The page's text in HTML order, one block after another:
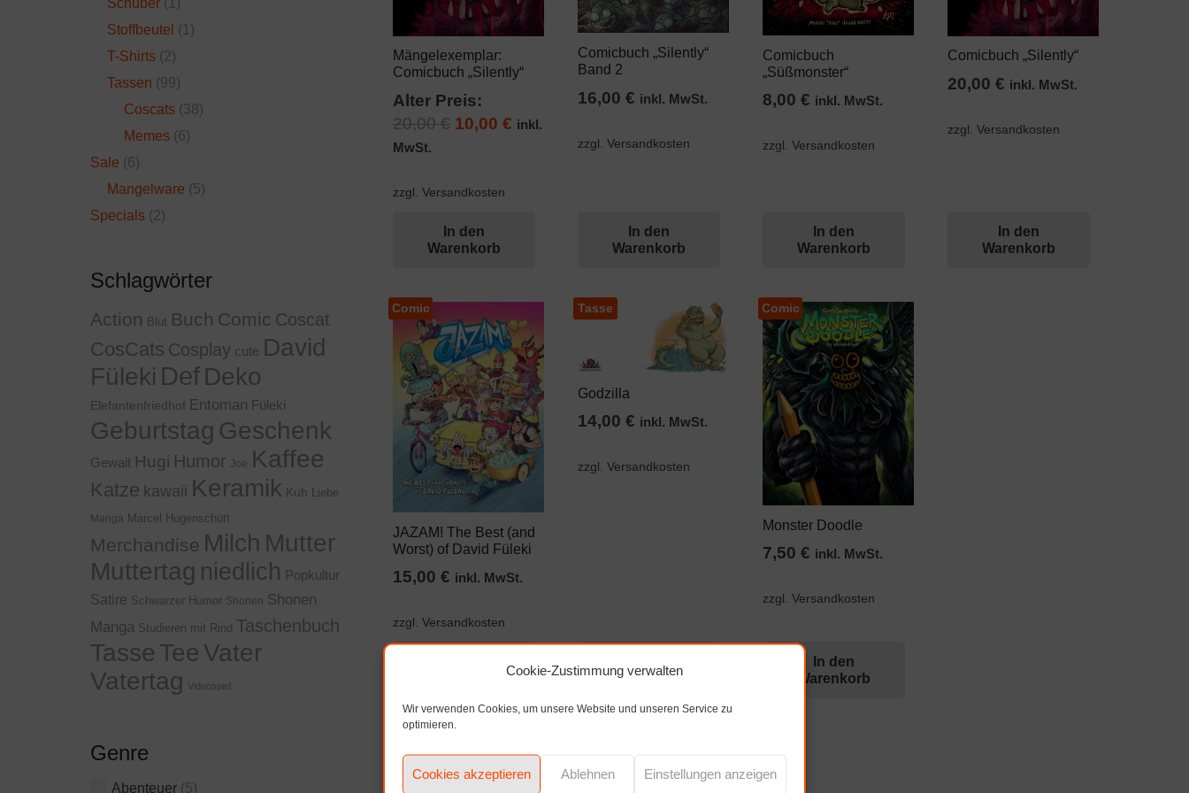
Cookie-Zustimmung verwalten
Wir verwenden Cookies, um unsere Website und unseren Service zu
optimieren.
Cookies akzeptieren Ablehnen Einstellungen anzeigen
Mängelexemplar:
Comicbuch „Silently“
Alter Preis:
20,00€ Ursprünglicher
20,00 €
10,00 € Aktueller
inkl.
MwSt.
zzgl. Versandkosten
In den
Warenkorb
Comicbuch „Silently“
Band 2
16,00€ inkl. MwSt.
zzgl. Versandkosten
In den
Warenkorb
Comicbuch
„Süßmonster“
8,00€ inkl. MwSt.
zzgl. Versandkosten
In den
Warenkorb
Comicbuch „Silently“
20,00€ inkl. MwSt.
zzgl. Versandkosten
In den
Warenkorb
Comic
JAZAM! The Best (and
Worst) of David Füleki
15,00 € inkl. MwSt.
zzgl. Versandkosten
Tasse
Godzilla
14,00€ inkl. MwSt.
zzgl. Versandkosten
Warenkorb
Comic
Monster Doodle
7,50€ inkl. MwSt.
zzgl. Versandkosten
In den
Warenkorb
Stoffbeutel (1)
T-Shirts (2)
Tassen (99)
Coscats (38)
Memes (6)
Sale (6)
Mangelware (5)
Specials (2)
Schlagwörter
Action Blut Buch Comic Coscat
CosCats Cosplay cute David
Füleki Def Deko
Elefantenfriedhof Entoman Füleki
Geburtstag Geschenk
Gewalt Hugi Humor Joe Kaffee
Katze kawaii Keramik Kuh Liebe
Manga Marcel Hugenschütt
Merchandise Milch Mutter
Muttertag niedlich Popkultur
Satire Schwarzer Humor Shonen Shonen
Manga Studieren mit Rind Taschenbuch
Tasse Tee Vater
Vatertag
Videospiel
Genre
Abenteuer (5)